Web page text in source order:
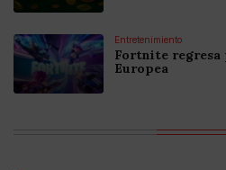
Entretenimiento
Fortnite regresa
Europea